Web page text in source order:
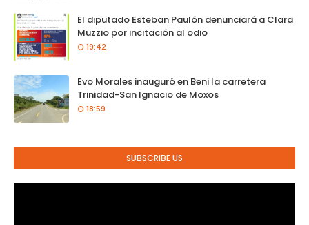
El diputado Esteban Paulón denunciará a Clara
Muzzio por incitación al odio
19:42
Evo Morales inauguró en Beni la carretera
Trinidad-San Ignacio de Moxos
18:59
SUBSCRIBE US